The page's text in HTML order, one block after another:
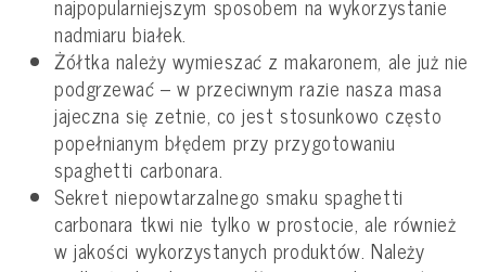
nadmiaru białek.
Żółtka należy wymieszać z makaronem, ale już nie
podgrzewać – w przeciwnym razie nasza masa
jajeczna się zetnie, co jest stosunkowo często
popełnianym błędem przy przygotowaniu
spaghetti carbonara.
Sekret niepowtarzalnego smaku spaghetti
carbonara tkwi nie tylko w prostocie, ale również
w jakości wykorzystanych produktów. Należy